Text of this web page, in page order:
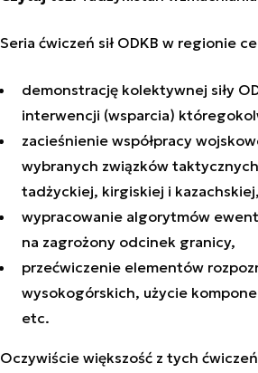
Seria ćwiczeń sił ODKB w regionie
demonstrację kolektywnej siły
interwencji (wsparcia)
zacieśnienie współpracy
wybranych związków
tadżyckiej, kirgiskiej i kazachskiej,
wypracowanie algorytmów
na zagrożony odcinek granicy,
przećwiczenie elementów
wysokogórskich, użycie
etc.
Oczywiście większość z tych